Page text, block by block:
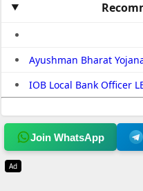
Ayushman Bharat
IOB Local Bank Officer
Join WhatsApp
Ad